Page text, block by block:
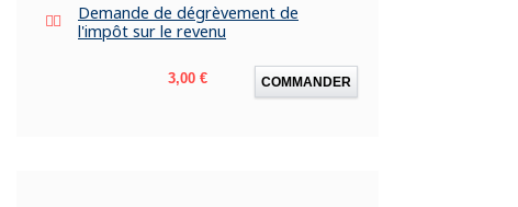
Demande de dégrèvement de
l'impôt sur le revenu
Prix
3,00 € COMMANDER